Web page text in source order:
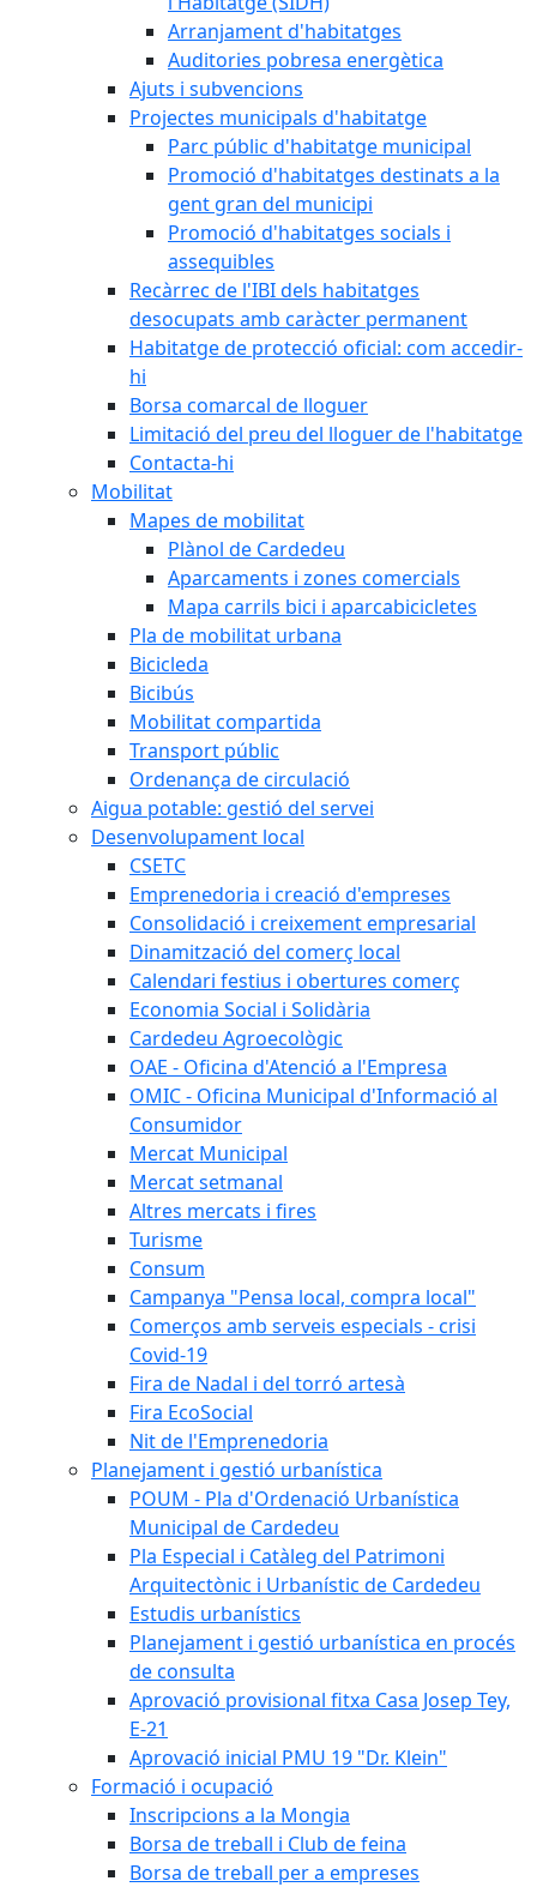
Arranjament d'habitatges
Auditories pobresa energètica
Ajuts i subvencions
Projectes municipals d'habitatge
Parc públic d'habitatge municipal
Promoció d'habitatges destinats a la
gent gran del municipi
Promoció d'habitatges socials i
assequibles
Recàrrec de l'IBI dels habitatges
desocupats amb caràcter permanent
Habitatge de protecció oficial: com accedir-
hi
Borsa comarcal de lloguer
Limitació del preu del lloguer de l'habitatge
Contacta-hi
Mobilitat
Mapes de mobilitat
Plànol de Cardedeu
Aparcaments i zones comercials
Mapa carrils bici i aparcabicicletes
Pla de mobilitat urbana
Bicicleda
Bicibús
Mobilitat compartida
Transport públic
Ordenança de circulació
Aigua potable: gestió del servei
Desenvolupament local
CSETC
Emprenedoria i creació d'empreses
Consolidació i creixement empresarial
Dinamització del comerç local
Calendari festius i obertures comerç
Economia Social i Solidària
Cardedeu Agroecològic
OAE - Oficina d'Atenció a l'Empresa
OMIC - Oficina Municipal d'Informació al
Consumidor
Mercat Municipal
Mercat setmanal
Altres mercats i fires
Turisme
Consum
Campanya "Pensa local, compra local"
Comerços amb serveis especials - crisi
Covid-19
Fira de Nadal i del torró artesà
Fira EcoSocial
Nit de l'Emprenedoria
Planejament i gestió urbanística
POUM - Pla d'Ordenació Urbanística
Municipal de Cardedeu
Pla Especial i Catàleg del Patrimoni
Arquitectònic i Urbanístic de Cardedeu
Estudis urbanístics
Planejament i gestió urbanística en procés
de consulta
Aprovació provisional fitxa Casa Josep Tey,
E-21
Aprovació inicial PMU 19 "Dr. Klein"
Formació i ocupació
Inscripcions a la Mongia
Borsa de treball i Club de feina
Borsa de treball per a empreses